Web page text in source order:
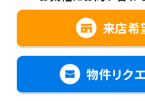
来店希
物件リク